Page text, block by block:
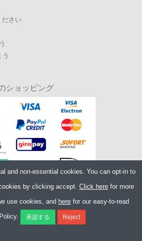
ださい
ショッピング
Ltd., Unit A4 Buckshaw Link, Ordnance Road,
Chorley PR7 7EL United Kingdom
E メール: sales@merlincycles.com
and non-essential cookies. You can opt-in to
by clicking accept. Click herefor more
use cookies, and here for our easy-to-read